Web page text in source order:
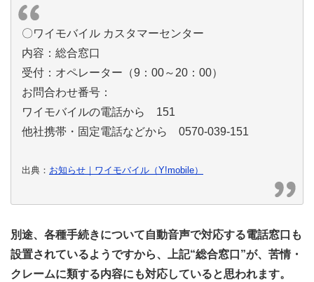
〇ワイモバイル カスタマーセンター
内容：総合窓口
受付：オペレーター（9：00～20：00）
お問合わせ番号：
ワイモバイルの電話から 151
他社携帯・固定電話などから 0570-039-151
出典： お知らせ｜ワイモバイル（Y!mobile）
別途、各種手続きについて自動音声で対応する電話窓口も
設置されているようですから、上記“総合窓口”が、苦情・
クレームに類する内容にも対応していると思われます。